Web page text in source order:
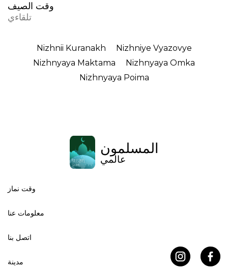
وقت الصيف
تلقاءي
Nizhnii Kuranakh
Nizhniye Vyazovye
Nizhnyaya Maktama
Nizhnyaya Omka
Nizhnyaya Poima
المسلمون
عالمي
وقت نماز
معلومات عنا
اتصل بنا
مدينة